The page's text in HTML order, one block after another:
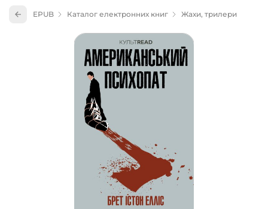
Книги для дітей (836)
Книги для підлітків (240)
Науково-популярна література (1015)
Навчальна література та посібники (527)
Енциклопедії, довідники, словники (55)
Подарункові сертифікати (1)
EPUB Каталог електронних книг Жахи, трилери